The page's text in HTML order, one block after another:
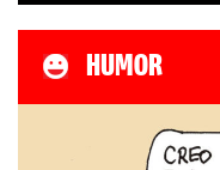
HUMOR